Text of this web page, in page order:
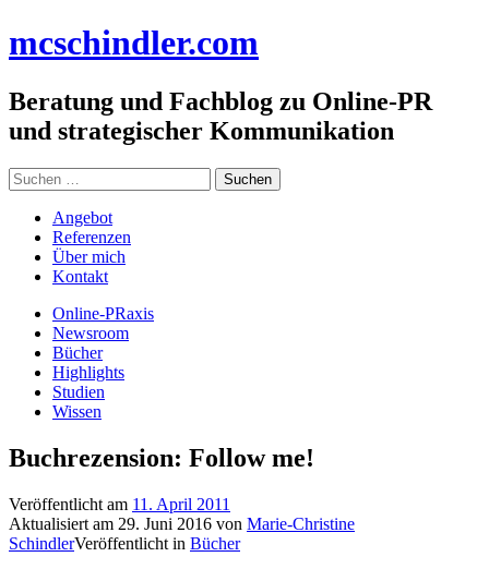
Inhalt
mcschindler.com
Beratung und Fachblog zu Online-PR
und strategischer Kommunikation
Suchen
nach:
Angebot
Referenzen
Über mich
Kontakt
Online-PRaxis
Newsroom
Bücher
Highlights
Studien
Wissen
Buchrezension: Follow me!
Veröffentlicht am 11. April 2011
Aktualisiert am 29. Juni 2016 von Marie-Christine
SchindlerVeröffentlicht in Bücher